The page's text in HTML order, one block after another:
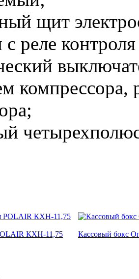
щит
с реле
компрессора,
КХН-11,75 Кассовый бокс